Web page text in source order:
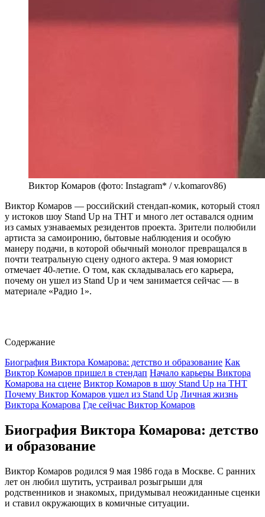
Виктор Комаров (фото: Instagram* / v.komarov86)
Виктор Комаров — российский стендап-комик, который стоял
у истоков шоу Stand Up на ТНТ и много лет оставался одним
из самых узнаваемых резидентов проекта. Зрители полюбили
артиста за самоиронию, бытовые наблюдения и особую
манеру подачи, в которой обычный монолог превращался в
почти театральную сцену одного актера. 9 мая юморист
отмечает 40-летие. О том, как складывалась его карьера,
почему он ушел из Stand Up и чем занимается сейчас — в
материале «Радио 1».
Содержание
Биография Виктора Комарова: детство и образование Как
Виктор Комаров пришел в стендап Начало карьеры Виктора
Комарова на сцене Виктор Комаров в шоу Stand Up на ТНТ
Почему Виктор Комаров ушел из Stand Up Личная жизнь
Виктора Комарова Где сейчас Виктор Комаров
Биография Виктора Комарова: детство
и образование
Виктор Комаров родился 9 мая 1986 года в Москве. С ранних
лет он любил шутить, устраивал розыгрыши для
родственников и знакомых, придумывал неожиданные сценки
и ставил окружающих в комичные ситуации.